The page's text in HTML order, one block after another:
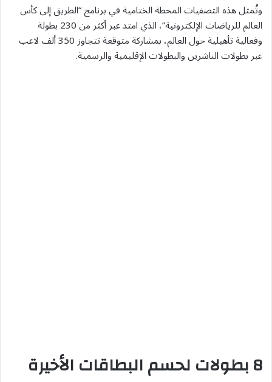
وتُمثل هذه التصفيات المحطة الختامية في برنامج “الطريق إلى كأس
العالم للرياضات الإلكترونية”، الذي امتد عبر أكثر من 230 بطولة
وفعالية تأهيلية حول العالم، بمشاركة متوقعة تتجاوز 350 ألف لاعب
عبر بطولات الناشرين والبطولات الإقليمية والرسمية.
8 بطولات لحسم البطاقات الأخيرة